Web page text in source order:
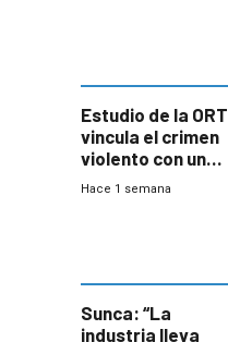
Estudio de la ORT
vincula el crimen
violento con una
menor creación
Hace 1 semana
Sunca: “La
industria lleva